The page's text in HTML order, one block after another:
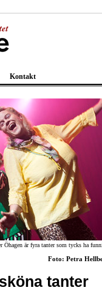
Kontakt
är fyra tanter som tycks ha
Foto: Petra
tanter